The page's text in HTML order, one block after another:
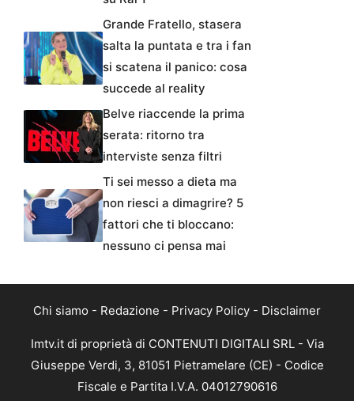
Grande Fratello, stasera
salta la puntata e tra i fan
si scatena il panico: cosa
succede al reality
Belve riaccende la prima
serata: ritorno tra
interviste senza filtri
Ti sei messo a dieta ma
non riesci a dimagrire? 5
fattori che ti bloccano:
nessuno ci pensa mai
Chi siamo - Redazione - Privacy Policy - Disclaimer
Imtv.it di proprietà di CONTENUTI DIGITALI SRL - Via
Giuseppe Verdi, 3, 81051 Pietramelare (CE) - Codice
Fiscale e Partita I.V.A. 04012790616